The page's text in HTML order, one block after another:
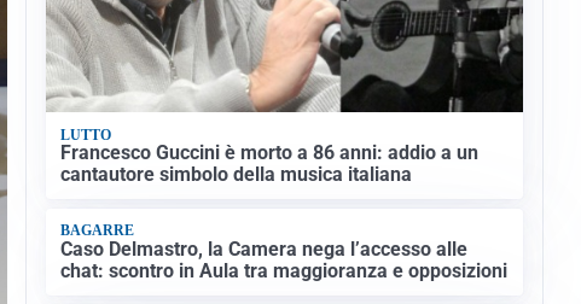
LUTTO
Francesco Guccini è morto a 86 anni: addio a un
cantautore simbolo della musica italiana
BAGARRE
Caso Delmastro, la Camera nega l’accesso alle
chat: scontro in Aula tra maggioranza e opposizioni